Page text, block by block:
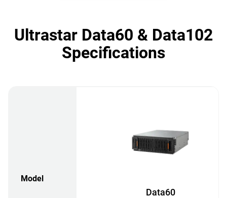
Ultrastar Data60 & Data102
Specifications
Model
Data60